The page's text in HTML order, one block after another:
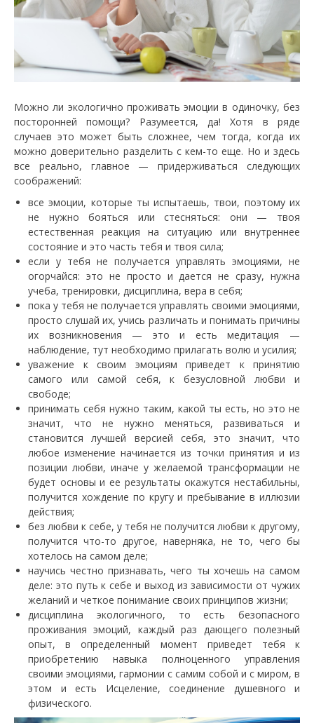
Можно ли экологично проживать эмоции в одиночку, без
посторонней помощи? Разумеется, да! Хотя в ряде
случаев это может быть сложнее, чем тогда, когда их
можно доверительно разделить с кем-то еще. Но и здесь
все реально, главное — придерживаться следующих
соображений:
все эмоции, которые ты испытаешь, твои, поэтому их
не нужно бояться или стесняться: они — твоя
естественная реакция на ситуацию или внутреннее
состояние и это часть тебя и твоя сила;
если у тебя не получается управлять эмоциями, не
огорчайся: это не просто и дается не сразу, нужна
учеба, тренировки, дисциплина, вера в себя;
пока у тебя не получается управлять своими эмоциями,
просто слушай их, учись различать и понимать причины
их возникновения — это и есть медитация —
наблюдение, тут необходимо прилагать волю и усилия;
уважение к своим эмоциям приведет к принятию
самого или самой себя, к безусловной любви и
свободе;
принимать себя нужно таким, какой ты есть, но это не
значит, что не нужно меняться, развиваться и
становится лучшей версией себя, это значит, что
любое изменение начинается из точки принятия и из
позиции любви, иначе у желаемой трансформации не
будет основы и ее результаты окажутся нестабильны,
получится хождение по кругу и пребывание в иллюзии
действия;
без любви к себе, у тебя не получится любви к другому,
получится что-то другое, наверняка, не то, чего бы
хотелось на самом деле;
научись честно признавать, чего ты хочешь на самом
деле: это путь к себе и выход из зависимости от чужих
желаний и четкое понимание своих принципов жизни;
дисциплина экологичного, то есть безопасного
проживания эмоций, каждый раз дающего полезный
опыт, в определенный момент приведет тебя к
приобретению навыка полноценного управления
своими эмоциями, гармонии с самим собой и с миром, в
этом и есть Исцеление, соединение душевного и
физического.